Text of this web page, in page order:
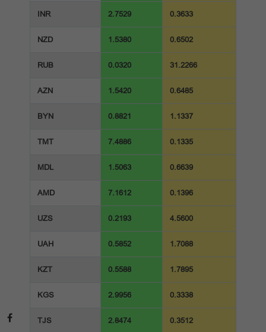
INR 2.7529 0.3633
NZD 1.5380 0.6502
RUB 0.0320 31.2266
AZN 1.5420 0.6485
BYN 0.8821 1.1337
TMT 7.4886 0.1335
MDL 1.5063 0.6639
AMD 7.1612 0.1396
UZS 0.2193 4.5600
UAH 0.5852 1.7088
KZT 0.5588 1.7895
KGS 2.9956 0.3338
TJS 2.8474 0.3512